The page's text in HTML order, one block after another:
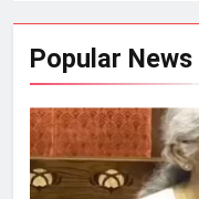
Popular News